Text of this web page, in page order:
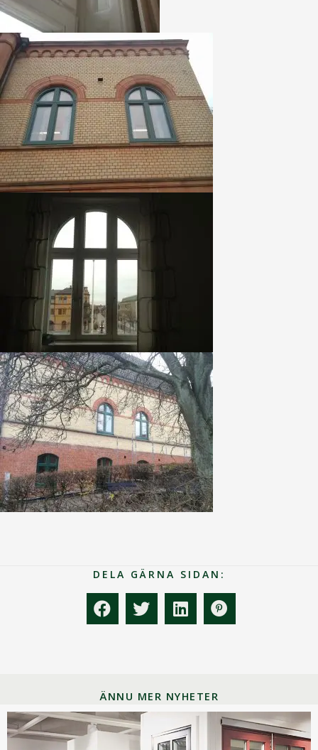
DELA GÄRNA SIDAN:
ÄNNU MER NYHETER